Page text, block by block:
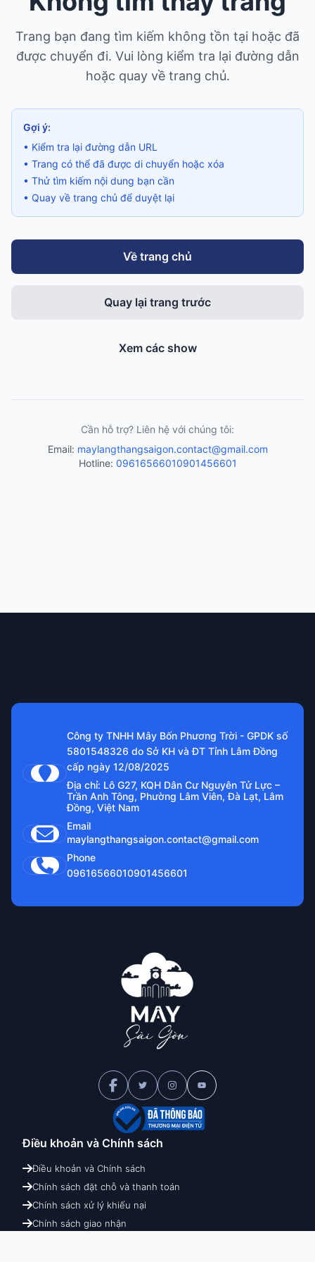
Trang bạn đang tìm kiếm không tồn tại hoặc đã
được chuyển đi. Vui lòng kiểm tra lại đường dẫn
hoặc quay về trang chủ.
Gợi ý:
• Kiểm tra lại đường dẫn URL
• Trang có thể đã được di chuyển hoặc xóa
• Thử tìm kiếm nội dung bạn cần
• Quay về trang chủ để duyệt lại
Về trang chủ
Quay lại trang trước
Xem các show
Cần hỗ trợ? Liên hệ với chúng tôi:
Email: maylangthangsaigon.contact@gmail.com
Hotline: 09616566010901456601
Công ty TNHH Mây Bốn Phương Trời - GPDK số
5801548326 do Sở KH và ĐT Tỉnh Lâm Đồng
cấp ngày 12/08/2025
Địa chỉ: Lô G27, KQH Dân Cư Nguyên Tử Lực –
Trần Anh Tông, Phường Lâm Viên, Đà Lạt, Lâm
Đồng, Việt Nam
Email
maylangthangsaigon.contact@gmail.com
Phone
09616566010901456601
Điều khoản và Chính sách
Điều khoản và Chính sách
Chính sách đặt chỗ và thanh toán
Chính sách xử lý khiếu nại
Chính sách giao nhận